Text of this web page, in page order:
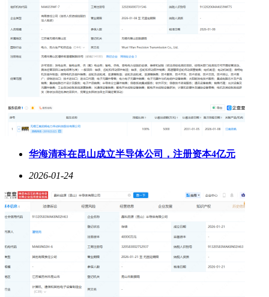
华海清科在昆山成立半导体公司，注册资本4亿元
2026-01-24